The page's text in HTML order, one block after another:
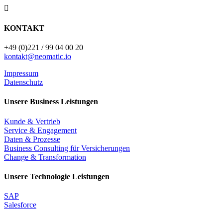

KONTAKT
+49 (0)221 / 99 04 00 20
kontakt@neomatic.io
Impressum
Datenschutz
Unsere Business Leistungen
Kunde & Vertrieb
Service & Engagement
Daten & Prozesse
Business Consulting für Versicherungen
Change & Transformation
Unsere Technologie Leistungen
SAP
Salesforce